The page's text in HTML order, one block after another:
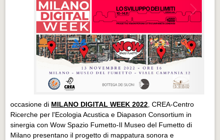
occasione di MILANO DIGITAL WEEK 2022, CREA-Centro
Ricerche per l'Ecologia Acustica e Diapason Consortium in
sinergia con Wow Spazio Fumetto-Il Museo del Fumetto di
Milano presentano il progetto di mappatura sonora e